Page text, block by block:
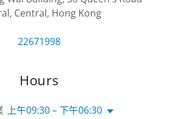
Central, Hong Kong
22671998
Hours
上午09:30 – 下午06:30